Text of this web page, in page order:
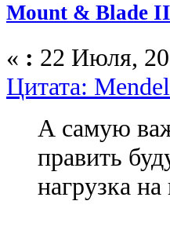
Mount & Blade
« : 22 Июля,
Цитата:
А самую
править
нагрузка